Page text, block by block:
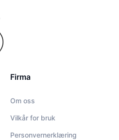
Firma
Om oss
Vilkår for bruk
Personvernerklæring